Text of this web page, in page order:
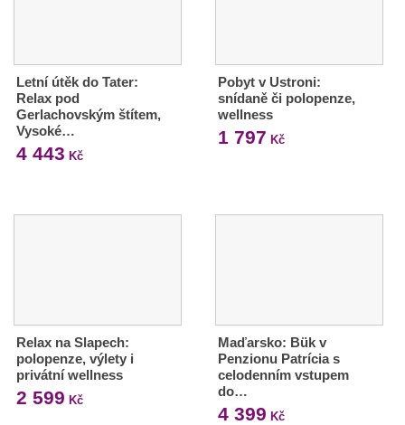
Letní útěk do Tater:
Relax pod
Gerlachovským štítem,
Vysoké…
4 443 Kč
Pobyt v Ustroni:
snídaně či polopenze,
wellness
1 797 Kč
Relax na Slapech:
polopenze, výlety i
privátní wellness
2 599 Kč
Maďarsko: Bük v
Penzionu Patrícia s
celodenním vstupem
do…
4 399 Kč